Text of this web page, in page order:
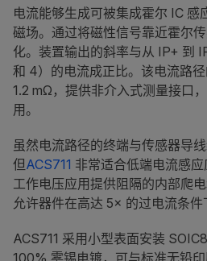
电流能够生成可被集成霍尔 IC 感
磁场。通过将磁性信号靠近霍尔
化。装置输出的斜率与从 IP+ 到
和 4）的电流成正比。该电流路
1.2 mΩ，提供非介入式测量接口
用。
虽然电流路径的终端与传感器导
但ACS711 非常适合低端电流感
工作电压应用提供阻隔的内部爬
允许器件在高达 5× 的过电流条件
ACS711 采用小型表面安装